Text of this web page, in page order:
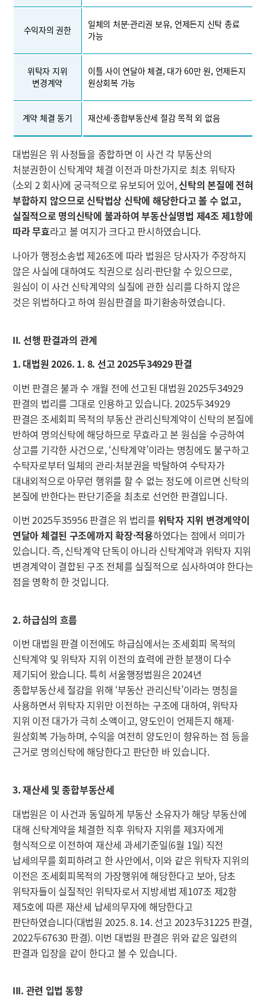
수익자의 권한
일체의 처분·관리권 보유, 언제든지 신탁 종료
가능
위탁자 지위
변경계약
이틀 사이 연달아 체결, 대가 60만 원, 언제든지
원상회복 가능
계약 체결 동기 재산세·종합부동산세 절감 목적 외 없음
대법원은 위 사정들을 종합하면 이 사건 각 부동산의
처분권한이 신탁계약 체결 이전과 마찬가지로 최초 위탁자
(소외 2 회사)에 궁극적으로 유보되어 있어,신탁의 본질에 전혀
부합하지 않으므로 신탁법상 신탁에 해당한다고 볼 수 없고,
실질적으로 명의신탁에 불과하여 부동산실명법 제4조 제1항에
따라 무효라고 볼 여지가 크다고 판시하였습니다.
나아가 행정소송법 제26조에 따라 법원은 당사자가 주장하지
않은 사실에 대하여도 직권으로 심리·판단할 수 있으므로,
원심이 이 사건 신탁계약의 실질에 관한 심리를 다하지 않은
것은 위법하다고 하여 원심판결을 파기환송하였습니다.
II. 선행 판결과의 관계
1. 대법원 2026. 1. 8. 선고 2025두34929 판결
이번 판결은 불과 수 개월 전에 선고된 대법원 2025두34929
판결의 법리를 그대로 인용하고 있습니다. 2025두34929
판결은 조세회피 목적의 부동산 관리신탁계약이 신탁의 본질에
반하여 명의신탁에 해당하므로 무효라고 본 원심을 수긍하여
상고를 기각한 사건으로, ‘신탁계약’이라는 명칭에도 불구하고
수탁자로부터 일체의 관리·처분권을 박탈하여 수탁자가
대내외적으로 아무런 행위를 할 수 없는 정도에 이르면 신탁의
본질에 반한다는 판단기준을 최초로 선언한 판결입니다.
이번 2025두35956 판결은 위 법리를 위탁자 지위 변경계약이
연달아 체결된 구조에까지 확장·적용하였다는 점에서 의미가
있습니다. 즉, 신탁계약 단독이 아니라 신탁계약과 위탁자 지위
변경계약이 결합된 구조 전체를 실질적으로 심사하여야 한다는
점을 명확히 한 것입니다.
2. 하급심의 흐름
이번 대법원 판결 이전에도 하급심에서는 조세회피 목적의
신탁계약 및 위탁자 지위 이전의 효력에 관한 분쟁이 다수
제기되어 왔습니다. 특히 서울행정법원은 2024년
종합부동산세 절감을 위해 ‘부동산 관리신탁’이라는 명칭을
사용하면서 위탁자 지위만 이전하는 구조에 대하여, 위탁자
지위 이전 대가가 극히 소액이고, 양도인이 언제든지 해제·
원상회복 가능하며, 수익을 여전히 양도인이 향유하는 점 등을
근거로 명의신탁에 해당한다고 판단한 바 있습니다.
3. 재산세 및 종합부동산세
대법원은 이 사건과 동일하게 부동산 소유자가 해당 부동산에
대해 신탁계약을 체결한 직후 위탁자 지위를 제3자에게
형식적으로 이전하여 재산세 과세기준일(6월 1일) 직전
납세의무를 회피하려고 한 사안에서, 이와 같은 위탁자 지위의
이전은 조세회피목적의 가장행위에 해당한다고 보아, 당초
위탁자들이 실질적인 위탁자로서 지방세법 제107조 제2항
제5호에 따른 재산세 납세의무자에 해당한다고
판단하였습니다(대법원 2025. 8. 14. 선고 2023두31225 판결,
2022두67630 판결). 이번 대법원 판결은 위와 같은 일련의
판결과 입장을 같이 한다고 볼 수 있습니다.
III. 관련 입법 동향